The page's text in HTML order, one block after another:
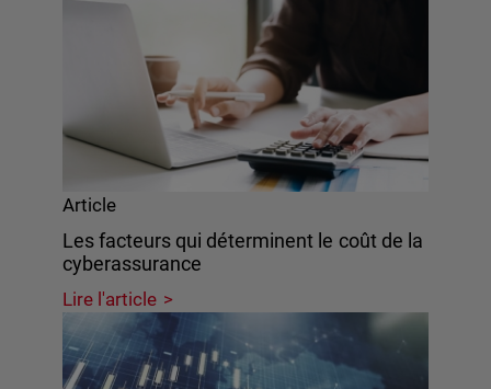
Article
Les facteurs qui déterminent le coût de la
cyberassurance
Lire l'article